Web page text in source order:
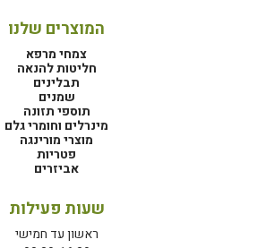
המוצרים שלנו
צמחי מרפא
חליטות להנאה
תבלינים
שמנים
תוספי תזונה
מינרלים וחומרי גלם
מוצרי מורינגה
פטריות
אביזרים
שעות פעילות
ראשון עד חמישי